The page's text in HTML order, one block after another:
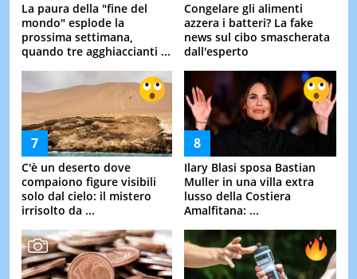
La paura della "fine del
mondo" esplode la
prossima settimana,
quando tre agghiaccianti ...
Congelare gli alimenti
azzera i batteri? La fake
news sul cibo smascherata
dall'esperto
C'è un deserto dove
compaiono figure visibili
solo dal cielo: il mistero
irrisolto da ...
Ilary Blasi sposa Bastian
Muller in una villa extra
lusso della Costiera
Amalfitana: ...